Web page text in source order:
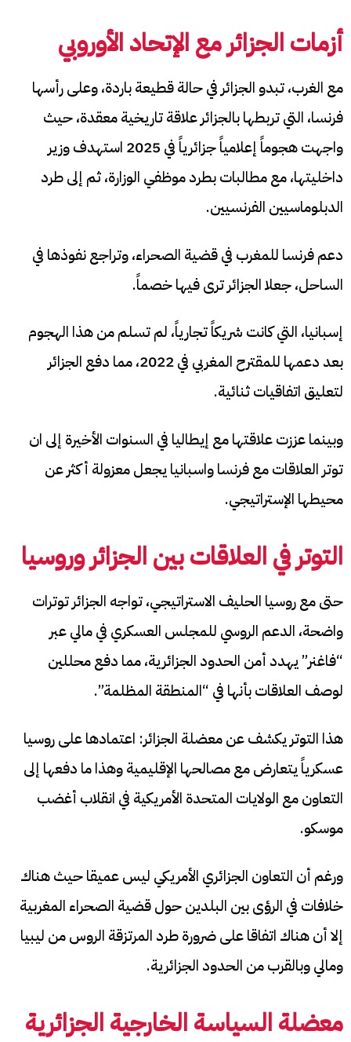
أزمات الجزائر مع الإتحاد الأوروبي
مع الغرب، تبدو الجزائر في حالة قطيعة باردة، وعلى رأسها
فرنسا، التي تربطها بالجزائر علاقة تاريخية معقدة، حيث
واجهت هجوماً إعلامياً جزائرياً في 2025 استهدف وزير
داخليتها، مع مطالبات بطرد موظفي الوزارة، ثم إلى طرد
الدبلوماسيين الفرنسيين.
دعم فرنسا للمغرب في قضية الصحراء، وتراجع نفوذها في
الساحل، جعلا الجزائر ترى فيها خصماً.
إسبانيا، التي كانت شريكاً تجارياً، لم تسلم من هذا الهجوم
بعد دعمها للمقترح المغربي في 2022، مما دفع الجزائر
لتعليق اتفاقيات ثنائية.
وبينما عززت علاقتها مع إيطاليا في السنوات الأخيرة إلى ان
توتر العلاقات مع فرنسا واسبانيا يجعل معزولة أكثر عن
محيطها الإستراتيجي.
التوتر في العلاقات بين الجزائر وروسيا
حتى مع روسيا الحليف الاستراتيجي، تواجه الجزائر توترات
واضحة، الدعم الروسي للمجلس العسكري في مالي عبر
“فاغنر” يهدد أمن الحدود الجزائرية، مما دفع محللين
لوصف العلاقات بأنها في “المنطقة المظلمة”.
هذا التوتر يكشف عن معضلة الجزائر: اعتمادها على روسيا
عسكرياً يتعارض مع مصالحها الإقليمية وهذا ما دفعها إلى
التعاون مع الولايات المتحدة الأمريكية في انقلاب أغضب
موسكو.
ورغم أن التعاون الجزائري الأمريكي ليس عميقا حيث هناك
خلافات في الرؤى بين البلدين حول قضية الصحراء المغربية
إلا أن هناك اتفاقا على ضرورة طرد المرتزقة الروس من ليبيا
ومالي وبالقرب من الحدود الجزائرية.
معضلة السياسة الخارجية الجزائرية